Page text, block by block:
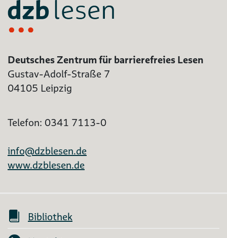
Deutsches Zentrum für barrierefreies Lesen
Gustav-Adolf-Straße 7
04105 Leipzig
Telefon: 0341 7113-0
info@dzblesen.de
www.dzblesen.de
Bibliothek